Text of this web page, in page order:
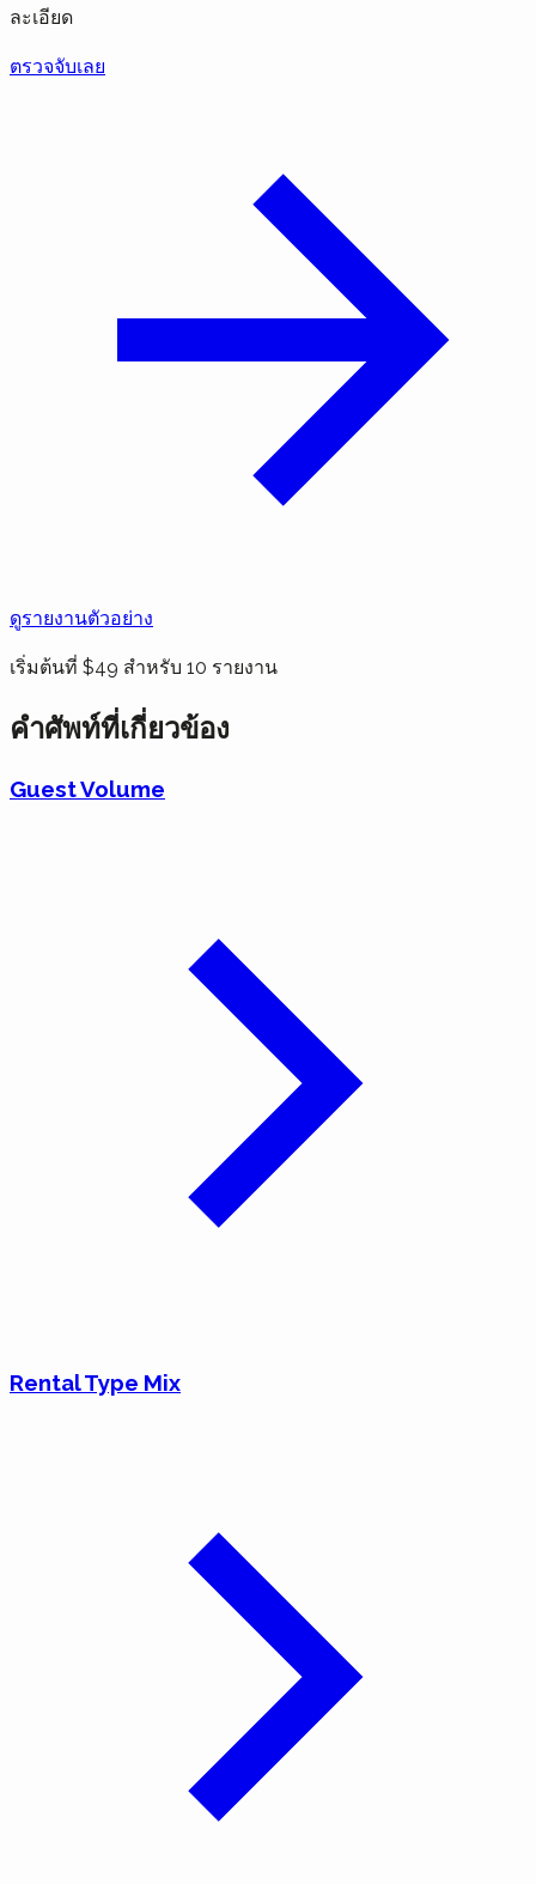
ละเอียด
ตรวจจับเลย
ดูรายงานตัวอย่าง
เริ่มต้นที่ $49 สำหรับ 10 รายงาน
คำศัพท์ที่เกี่ยวข้อง
Guest Volume
Rental Type Mix